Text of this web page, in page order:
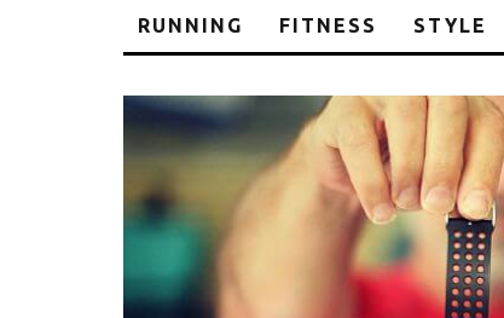
RUNNING FITNESS STYLE